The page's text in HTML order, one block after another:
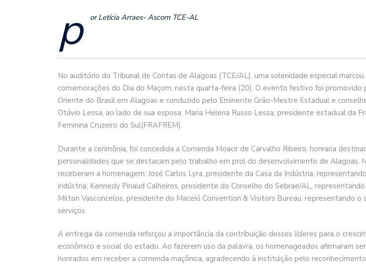
p or Letícia Arraes- Ascom TCE-AL
No auditório do Tribunal de Contas de Alagoas (TCE/AL), uma solenidade especial marcou
comemorações do Dia do Maçom, nesta quarta-feira (20). O evento festivo foi promovido
Oriente do Brasil em Alagoas e conduzido pelo Eminente Grão-Mestre Estadual e
Otávio Lessa, ao lado de sua esposa, Maria Helena Russo Lessa, presidente estadual da
Feminina Cruzeiro do Sul(FRAFREM).
Durante a cerimônia, foi concedida a Comenda Moacir de Carvalho Ribeiro, honraria
personalidades que se destacam pelo trabalho em prol do desenvolvimento de Alagoas.
receberam a homenagem: José Carlos Lyra, presidente da Casa da Indústria,
indústria; Kennedy Pinaud Calheiros, presidente do Conselho do Sebrae/AL,
Milton Vasconcelos, presidente do Maceió Convention & Visitors Bureau, representando o
serviços.
A entrega da comenda reforçou a importância da contribuição desses líderes para o
econômico e social do estado. Ao fazerem uso da palavra, os homenageados afirmaram
honrados em receber a comenda maçônica, agradecendo à instituição pelo